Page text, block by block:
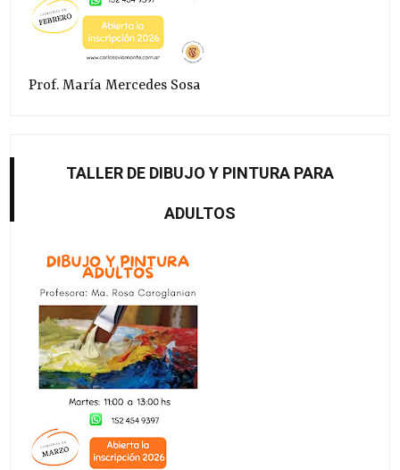
Prof. María Mercedes Sosa
TALLER DE DIBUJO Y PINTURA PARA
ADULTOS